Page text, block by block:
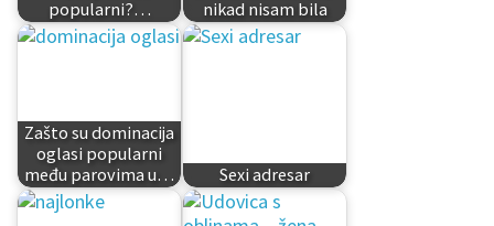
popularni?…
nikad nisam bila
Zašto su dominacija
oglasi popularni
među parovima u…
Sexi adresar